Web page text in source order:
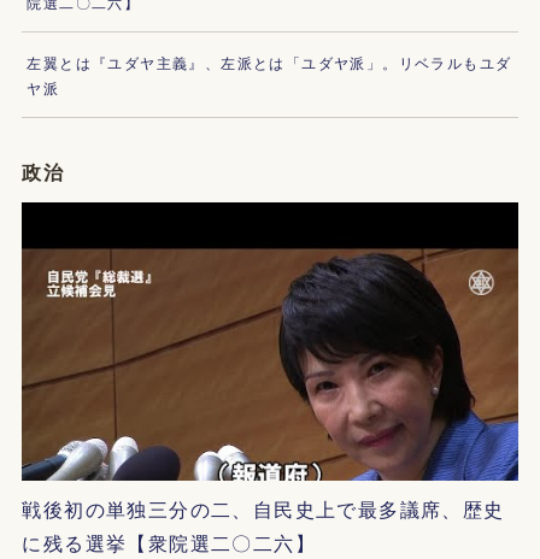
左翼とは『ユダヤ主義』、左派とは「ユダヤ派」。リベラルもユダ
ヤ派
政治
戦後初の単独三分の二、自民史上で最多議席、歴史
に残る選挙【衆院選二〇二六】